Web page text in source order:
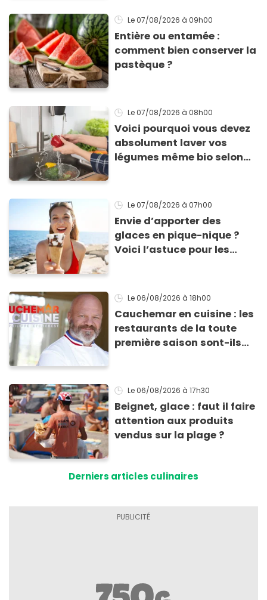
Le 07/08/2026 à 09h00
Entière ou entamée :
comment bien conserver la
pastèque ?
Le 07/08/2026 à 08h00
Voici pourquoi vous devez
absolument laver vos
légumes même bio selon
Le 07/08/2026 à 07h00
Envie d’apporter des
glaces en pique-nique ?
Voici l’astuce pour les
ne fondent !
Le 06/08/2026 à 18h00
Cauchemar en cuisine : les
restaurants de la toute
première saison sont-ils
Le 06/08/2026 à 17h30
Beignet, glace : faut il faire
attention aux produits
vendus sur la plage ?
Derniers articles culinaires